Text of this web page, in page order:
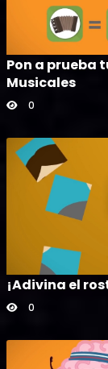
Pon a prueba
Musicales
0
¡Adivina el
0